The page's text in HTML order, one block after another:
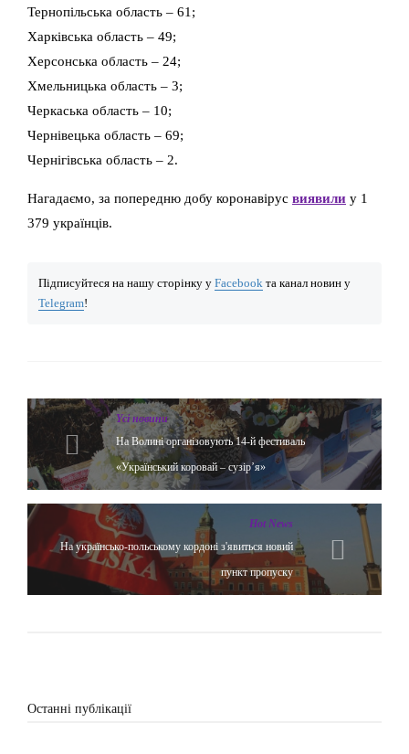
Тернопільська область – 61;
Харківська область – 49;
Херсонська область – 24;
Хмельницька область – 3;
Черкаська область – 10;
Чернівецька область – 69;
Чернігівська область – 2.
Нагадаємо, за попередню добу коронавірус виявили у 1
379 українців.
Підписуйтеся на нашу сторінку у Facebook та канал новин у
Telegram!
Yсі новини
На Волині організовують 14-й фестиваль
«Український коровай – сузір’я»
Hot News
На українсько-польському кордоні з'явиться новий
пункт пропуску
Останні публікації